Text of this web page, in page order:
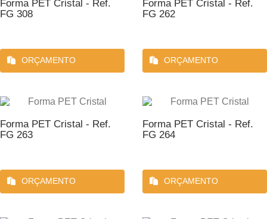
Forma PET Cristal - Ref.
FG 308
ORÇAMENTO
Forma PET Cristal - Ref.
FG 262
ORÇAMENTO
Forma PET Cristal - Ref.
FG 263
ORÇAMENTO
Forma PET Cristal - Ref.
FG 264
ORÇAMENTO